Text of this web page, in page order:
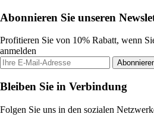
Abonnieren Sie unseren
Profitieren Sie von 10% Rabatt, wenn
anmelden
Bleiben Sie in Verbindung
Folgen Sie uns in den sozialen